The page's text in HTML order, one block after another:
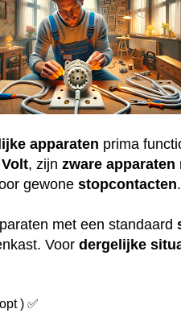
apparaten prima
Volt, zijnzware apparaten
gewonestopcontacten.
met een standaard
Voordergelijke
) ✅